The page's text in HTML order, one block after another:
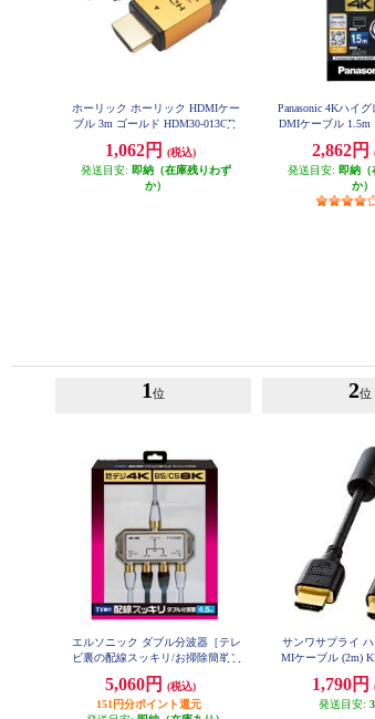
ホーリック ホーリック HDMIケー
ブル 3m ゴールド HDM30-013GD
1,062円
(税込)
発送目安: 即納（在庫残りわず
か）
Panasonic 4Kハイ
DMIケーブル 1.5m
2,862円
発送目安: 即納（
か）
1 位
エルソニック ダブル分波器［テレ
ビ裏の配線スッキリ/お掃除簡単］
5,060円
(税込)
151円分ポイント還元
2位
サンワサプライ
MIケーブル (2m)
1,790円
発送目安: